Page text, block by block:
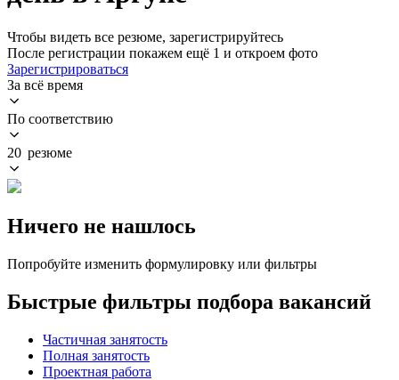
Чтобы видеть все резюме, зарегистрируйтесь
После регистрации покажем ещё 1 и откроем фото
Зарегистрироваться
За всё время
По соответствию
20 резюме
Ничего не нашлось
Попробуйте изменить формулировку или фильтры
Быстрые фильтры подбора вакансий
Частичная занятость
Полная занятость
Проектная работа